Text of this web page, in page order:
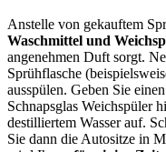
Anstelle von gekauftem
Waschmittel und
angenehmen Duft sorgt.
Sprühflasche
ausspülen. Geben Sie
Schnapsglas Weichspüler
destilliertem Wasser auf.
Sie dann die Autositze in